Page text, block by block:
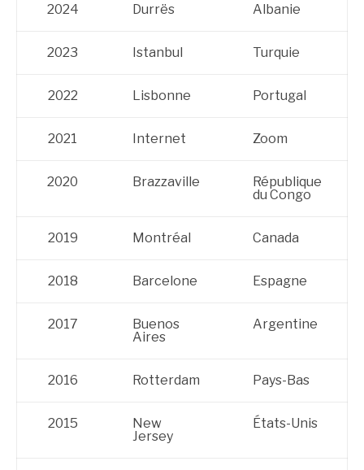
2024 Durrës Albanie
2023 Istanbul Turquie
2022 Lisbonne Portugal
2021 Internet Zoom
2020 Brazzaville
République
du Congo
2019 Montréal Canada
2018 Barcelone Espagne
2017
Buenos
Aires
Argentine
2016 Rotterdam Pays-Bas
2015
New
Jersey
États-Unis